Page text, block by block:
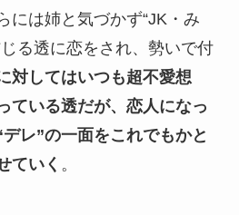
には姉と気づかず“JK・み
る透に恋をされ、勢いで付
対してはいつも超不愛想
ている透だが、恋人になっ
レ”の一面をこれでもかと
ていく 。